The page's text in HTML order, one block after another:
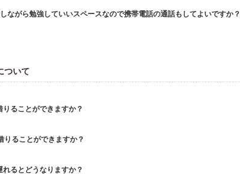
ながら勉強していいスペースなので携帯電話の通話もしてよいですか？
ついて
りることができますか？
りることができますか？
れるとどうなりますか？